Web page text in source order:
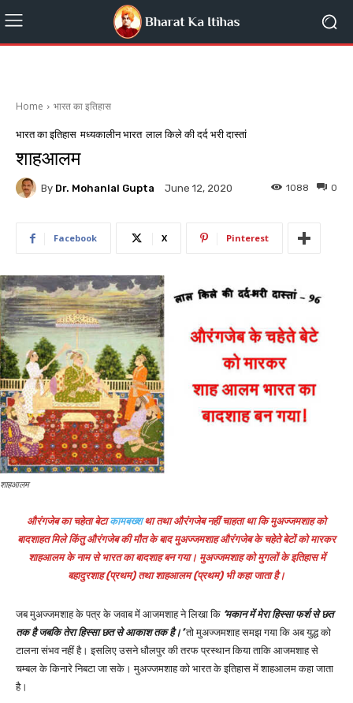
Home भारत का इतिहास
भारत का इतिहास मध्यकालीन भारत लाल किले की दर्द भरी दास्तां
शाहआलम
By Dr. Mohanlal Gupta June 12, 2020 0
1088
Facebook X Pinterest
शाहआलम
औरंगजेब का चहेता बेटाकामबख्शथा तथा औरंगजेब नहीं चाहता था कि मुअज्जमशाह को
बादशाहत मिले किंतु औरंगजेब की मौत के बाद मुअज्जमशाह औरंगजेब के चहेते बेटों को मारकर
शाहआलम के नाम से भारत का बादशाह बन गया। मुअज्जमशाह को मुगलों के इतिहास में
बहादुरशाह (प्रथम) तथा शाहआलम (प्रथम) भी कहा जाता है।
जब मुअज्जमशाह के पत्र के जवाब में आजमशाह ने लिखा कि ‘मकान में मेरा हिस्सा फर्श से छत
तक है जबकि तेरा हिस्सा छत से आकाश तक है।’तो मुअज्जमशाह समझ गया कि अब युद्ध को
टालना संभव नहीं है। इसलिए उसने धौलपुर की तरफ प्रस्थान किया ताकि आजमशाह से
चम्बल के किनारे निबटा जा सके। मुअज्जमशाह को भारत के इतिहास में शाहआलम कहा जाता
है।